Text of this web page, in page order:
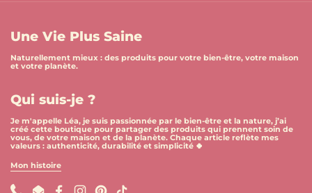
Une Vie Plus Saine
Naturellement mieux : des produits pour votre bien-être, votre maison
et votre planète.
Qui suis-je ?
Je m'appelle Léa, je suis passionnée par le bien-être et la nature, j’ai
créé cette boutique pour partager des produits qui prennent soin de
vous, de votre maison et de la planète. Chaque article reflète mes
valeurs : authenticité, durabilité et simplicité 🍀
Mon histoire